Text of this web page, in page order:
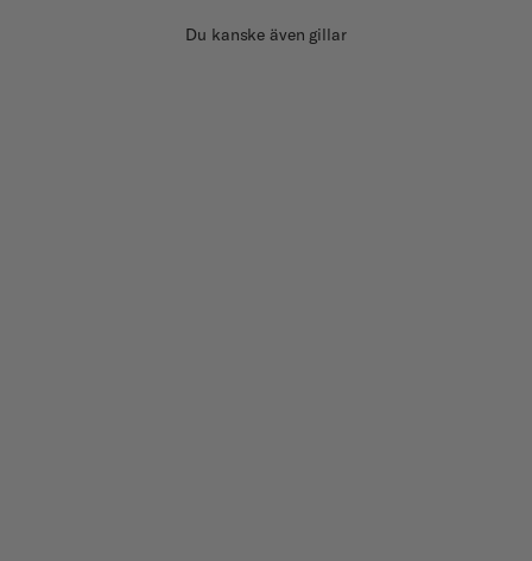
Du kanske även gillar